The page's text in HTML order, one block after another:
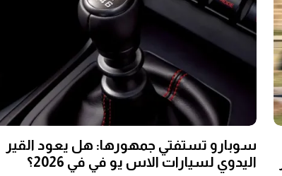
سوبارو تستفتي جمهورها: هل يعود القير
اليدوي لسيارات الاس يو في في 2026؟